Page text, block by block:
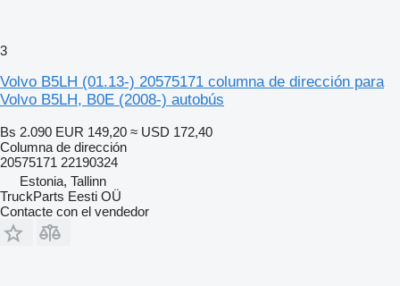
3
Volvo B5LH (01.13-) 20575171 columna de dirección para
Volvo B5LH, B0E (2008-) autobús
Bs 2.090 EUR 149,20 ≈ USD 172,40
Columna de dirección
20575171 22190324
Estonia, Tallinn
TruckParts Eesti OÜ
Contacte con el vendedor